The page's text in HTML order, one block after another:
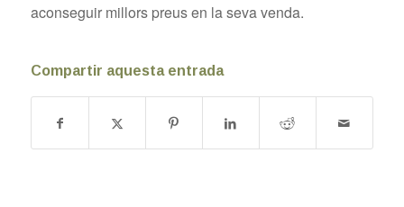
aconseguir millors preus en la seva venda.
Compartir aquesta entrada